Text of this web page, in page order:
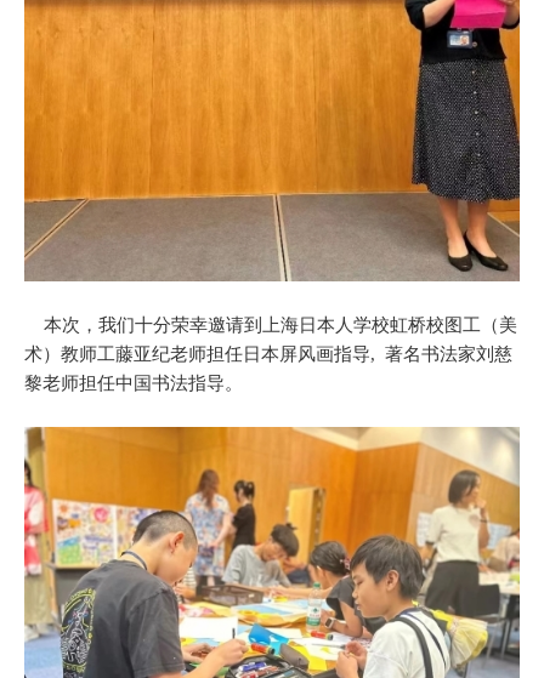
本次，我们十分荣幸邀请到上海日本人学校虹桥校图工（美
术）教师工藤亚纪老师担任日本屏风画指导, 著名书法家刘慈
黎老师担任中国书法指导。